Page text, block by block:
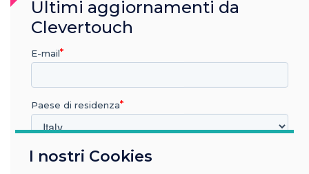
Governo
Militare
Trasporto
Residenziale
Produzione
Sicurezza
Altro
I nostri Cookies
Ultimi aggiornamenti da
Clevertouch
E-mail
Paese di residenza
In quale settore lavora?